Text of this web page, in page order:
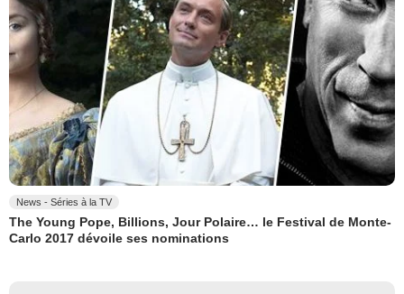
News - Séries à la TV
The Young Pope, Billions, Jour Polaire… le Festival de Monte-
Carlo 2017 dévoile ses nominations